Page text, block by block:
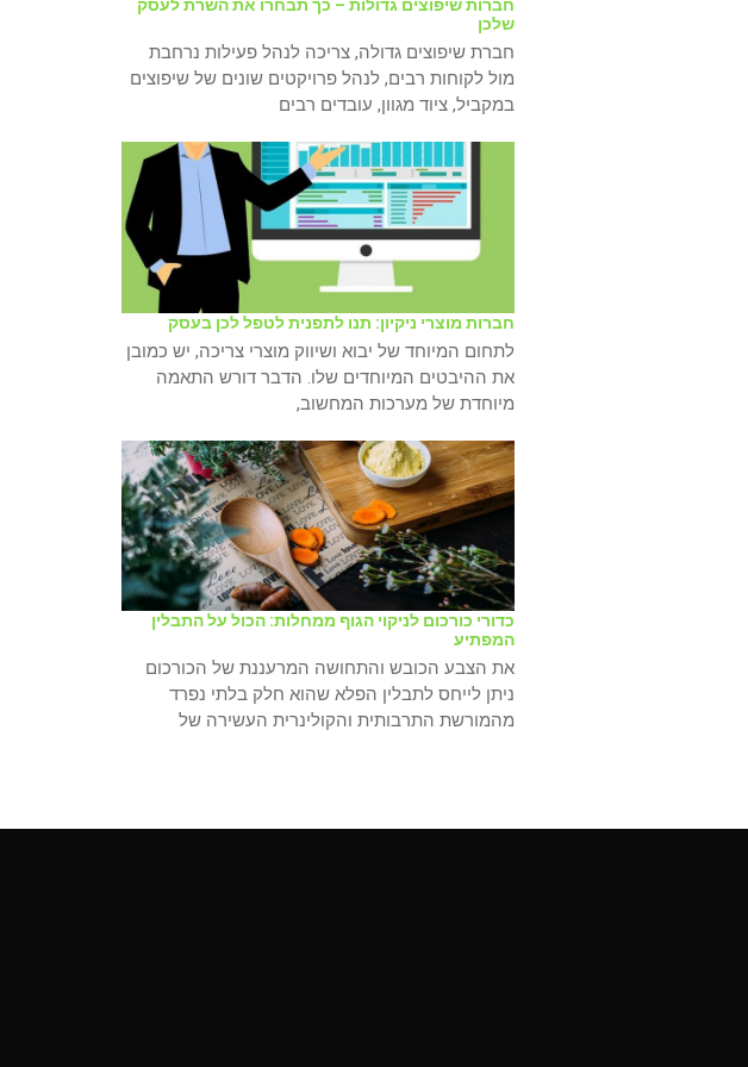
חברות שיפוצים גדולות – כך תבחרו את השרת לעסק
שלכן
חברת שיפוצים גדולה, צריכה לנהל פעילות נרחבת
מול לקוחות רבים, לנהל פרויקטים שונים של שיפוצים
במקביל, ציוד מגוון, עובדים רבים
חברות מוצרי ניקיון: תנו לתפנית לטפל לכן בעסק
לתחום המיוחד של יבוא ושיווק מוצרי צריכה, יש כמובן
את ההיבטים המיוחדים שלו. הדבר דורש התאמה
מיוחדת של מערכות המחשוב,
כדורי כורכום לניקוי הגוף ממחלות: הכול על התבלין
המפתיע
את הצבע הכובש והתחושה המרעננת של הכורכום
ניתן לייחס לתבלין הפלא שהוא חלק בלתי נפרד
מהמורשת התרבותית והקולינרית העשירה של